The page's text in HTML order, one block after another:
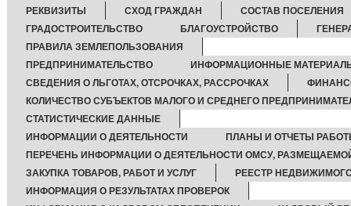
РЕКВИЗИТЫ
СХОД ГРАЖДАН
СОСТАВ ПОСЕЛЕНИЯ
ГРАДОСТРОИТЕЛЬСТВО
БЛАГОУСТРОЙСТВО
ПРАВИЛА ЗЕМЛЕПОЛЬЗОВАНИЯ
ПРЕДПРИНИМАТЕЛЬСТВО
ИНФОРМАЦИОННЫЕ
СВЕДЕНИЯ О ЛЬГОТАХ, ОТСРОЧКАХ, РАССРОЧКАХ
КОЛИЧЕСТВО СУБЪЕКТОВ МАЛОГО И СРЕДНЕГО
СТАТИСТИЧЕСКИЕ ДАННЫЕ
ИНФОРМАЦИИ О ДЕЯТЕЛЬНОСТИ
ПЛАНЫ И ОТЧЕТЫ
ПЕРЕЧЕНЬ ИНФОРМАЦИИ О ДЕЯТЕЛЬНОСТИ ОМСУ,
ЗАКУПКА ТОВАРОВ, РАБОТ И УСЛУГ
РЕЕСТР
ИНФОРМАЦИЯ О РЕЗУЛЬТАТАХ ПРОВЕРОК